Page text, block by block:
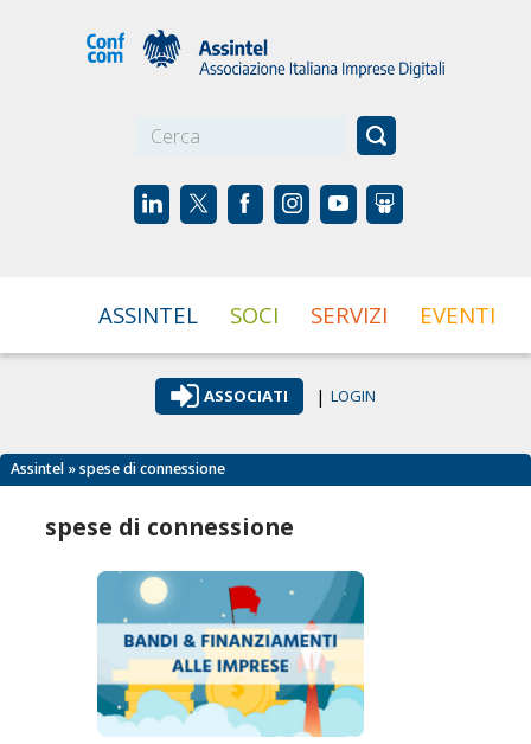
ASSINTEL SOCI SERVIZI EVENTI
ASSOCIATI | LOGIN
Assintel » spese di connessione
spese di connessione